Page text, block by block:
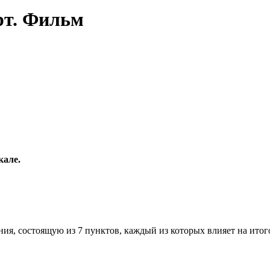
Фильм
состоящую из 7 пунктов, каждый из которых влияет на